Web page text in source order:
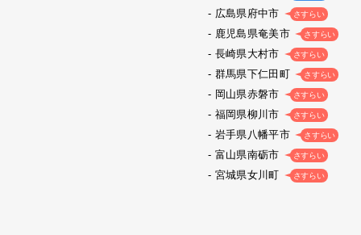
広島県府中市 さすらい
鹿児島県奄美市 さすらい
長崎県大村市 さすらい
群馬県下仁田町 さすらい
岡山県赤磐市 さすらい
福岡県柳川市 さすらい
岩手県八幡平市 さすらい
富山県南砺市 さすらい
宮城県女川町 さすらい